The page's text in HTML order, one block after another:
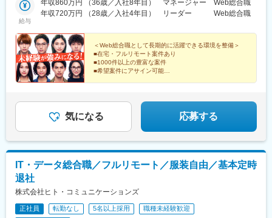
(長崎県)、佐賀駅、札幌駅、函館駅、小樽駅、旭川駅、室蘭駅、釧
路駅、帯広駅、北見駅、新夕張駅、苫小牧駅、千歳駅(北海道)、青
宮古駅、仙台駅、石巻駅、杜せきのした駅、新田駅(宮城県)、くり
こま高原駅、多賀城駅、気仙沼駅、いわき駅、郡山駅(福島県)、福
島駅(福島県)、会津若松駅、須賀川駅、白河駅、喜多方駅、水戸
駅、つくば駅、日立駅、勝田駅、土浦駅、古河駅、取手駅、牛久
駅、守谷駅、宇都宮駅、小山駅、栃木駅、足利駅、佐野駅、那須
駅、太田駅(群馬県)、伊勢崎駅、桐生駅、館林駅、渋川駅、川口
駅、川越駅、所沢駅、越谷駅、草加駅、春日部駅、上尾駅、熊谷
西駅、北千住駅、荻窪駅、大山駅(東京都)、八王子駅、豊洲駅、亀
有駅、町田駅、品川駅、赤羽駅、新宿駅、中野駅(東京都)、目黒
本橋駅(東京都)、吉祥寺駅、多摩センター駅、青梅駅、国分寺駅、
武蔵小金井駅、昭島駅、東京駅、国立駅、玉川上水駅、東久留米
駅、船橋駅、松戸駅、市川駅、柏駅、五井駅、千葉駅、流山おお
給与
年収860万円 （36歳／入社8年目） マネージャー Web総合職
年収720万円 （28歳／入社4年目） リーダー Web総合職
＜Web総合職として長期的に活躍できる環境を整備＞
■在宅・フルリモート案件あり
■1000件以上の豊富な案件
■希望案件にアサイン可能
■基本定時退社
気になる 応募する
IT・データ総合職／フルリモート／服装自由／基本定時
退社
株式会社ヒト・コミュニケーションズ
正社員 転勤なし 5名以上採用
職種未経験歓迎